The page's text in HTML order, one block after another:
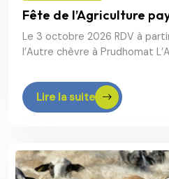
Fête de l’Agriculture
Le 3 octobre 2026 RDV à
l’Autre chèvre à Prudhomat
Lire la suite